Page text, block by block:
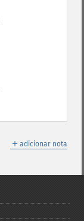
＋ adicionar nota